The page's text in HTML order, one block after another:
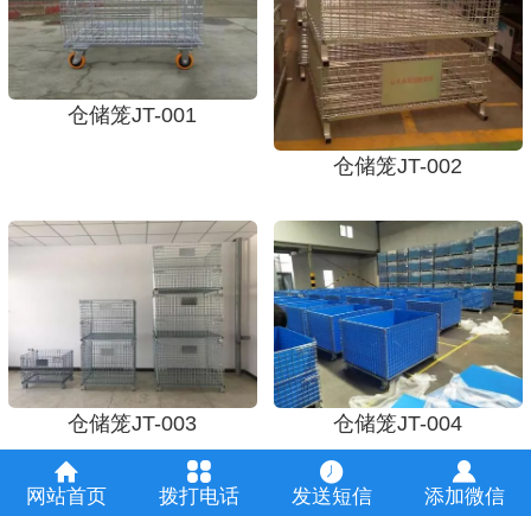
仓储笼JT-001
仓储笼JT-002
仓储笼JT-003 仓储笼JT-004
网站首页 拨打电话 发送短信 添加微信